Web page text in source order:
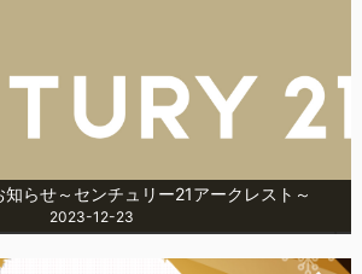
らせ～センチュリー21アークレスト～
2023-12-23